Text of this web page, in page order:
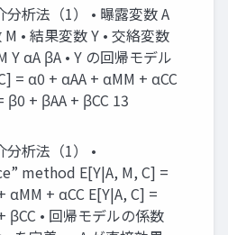
分析法（1） • 曝露変数 A
M • 結果変数 Y • 交絡変数
Y αA βA • Y の回帰モデル
= α0 + αAA + αMM + αCC
β0 + βAA + βCC 13
分析法（1） •
method E[Y|A, M, C] =
αMM + αCC E[Y|A, C] =
βCC • 回帰モデルの係数